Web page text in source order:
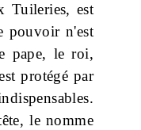
Tuileries, est
pouvoir n'est
pape, le roi,
protégé par
le nomme